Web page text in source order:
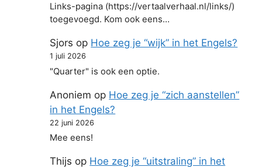
Links-pagina (https://vertaalverhaal.nl/links/)
toegevoegd. Kom ook eens…
Sjors op Hoe zeg je “wijk” in het Engels?
1 juli 2026
"Quarter" is ook een optie.
Anoniem op Hoe zeg je “zich aanstellen”
in het Engels?
22 juni 2026
Mee eens!
Thijs op Hoe zeg je “uitstraling” in het